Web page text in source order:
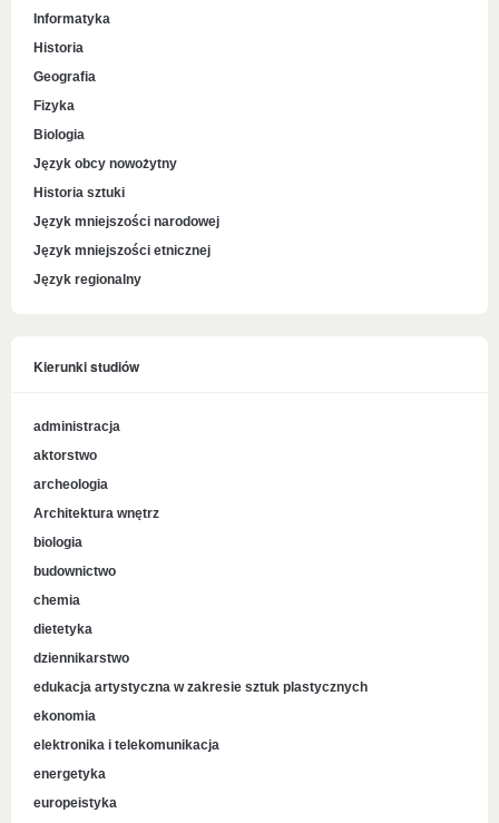
Informatyka
Historia
Geografia
Fizyka
Biologia
Język obcy nowożytny
Historia sztuki
Język mniejszości narodowej
Język mniejszości etnicznej
Język regionalny
Kierunki studiów
administracja
aktorstwo
archeologia
Architektura wnętrz
biologia
budownictwo
chemia
dietetyka
dziennikarstwo
edukacja artystyczna w zakresie sztuk plastycznych
ekonomia
elektronika i telekomunikacja
energetyka
europeistyka